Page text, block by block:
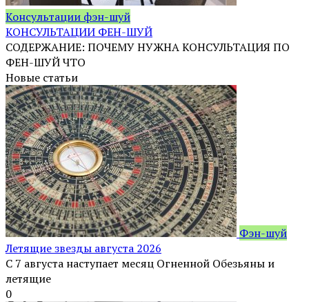
Консультации фэн-шуй
КОНСУЛЬТАЦИИ ФЕН-ШУЙ
СОДЕРЖАНИЕ: ПОЧЕМУ НУЖНА КОНСУЛЬТАЦИЯ ПО
ФЕН-ШУЙ ЧТО
Новые статьи
Фэн-шуй
Летящие звезды августа 2026
С 7 августа наступает месяц Огненной Обезьяны и
летящие
0